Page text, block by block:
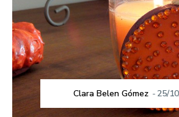
Clara Belen Gómez - 25/